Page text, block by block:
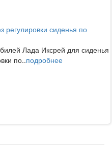
регулировки сиденья по
Лада Иксрей для сиденья
по..подробнее